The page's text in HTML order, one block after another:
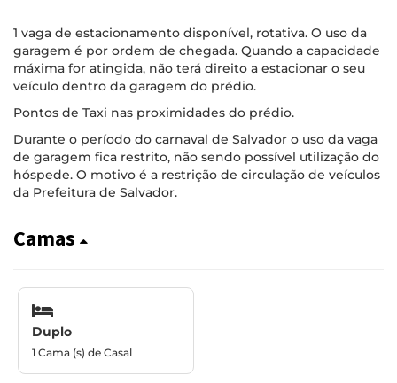
1 vaga de estacionamento disponível, rotativa. O uso da
garagem é por ordem de chegada. Quando a capacidade
máxima for atingida, não terá direito a estacionar o seu
veículo dentro da garagem do prédio.
Pontos de Taxi nas proximidades do prédio.
Durante o período do carnaval de Salvador o uso da vaga
de garagem fica restrito, não sendo possível utilização do
hóspede. O motivo é a restrição de circulação de veículos
da Prefeitura de Salvador.
Camas
Duplo
1 Cama (s) de Casal